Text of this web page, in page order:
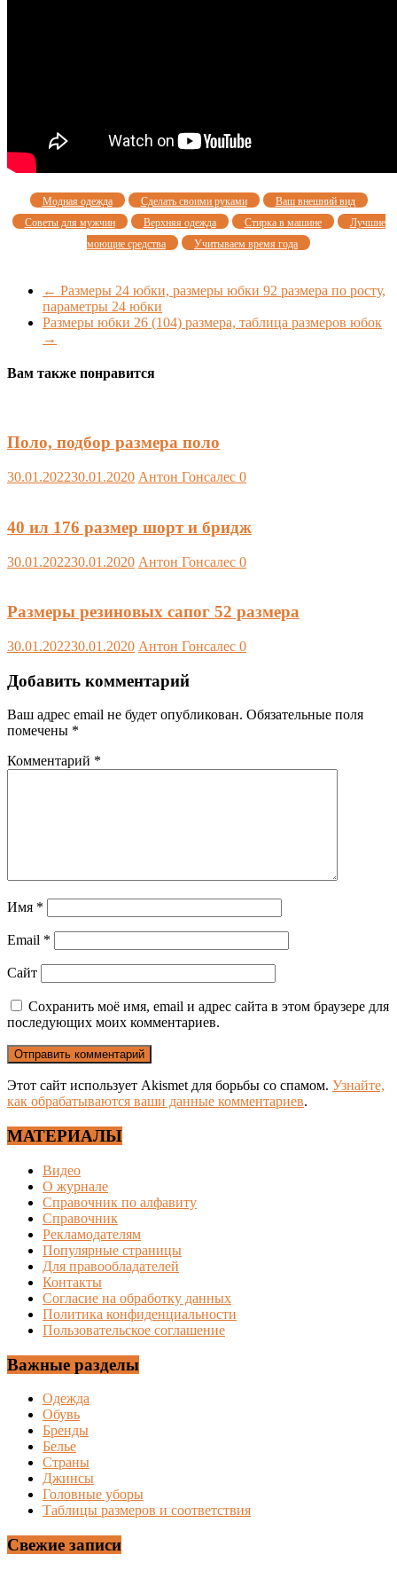
Модная одежда Сделать своими руками
Ваш внешний вид
Советы для мужчин
Верхняя одежда Стирка в машине
Лучшие
моющие средства
Учитываем время года
← Размеры 24 юбки, размеры юбки 92 размера по росту,
параметры 24 юбки
Размеры юбки 26 (104) размера, таблица размеров юбок
→
Вам также понравится
Поло, подбор размера поло
30.01.202230.01.2020 Антон Гонсалес 0
40 ил 176 размер шорт и бридж
30.01.202230.01.2020 Антон Гонсалес 0
Размеры резиновых сапог 52 размера
30.01.202230.01.2020 Антон Гонсалес 0
Добавить комментарий
Ваш адрес email не будет опубликован. Обязательные поля
помечены *
Комментарий *
Имя *
Email *
Сайт
Сохранить моё имя, email и адрес сайта в этом браузере для
последующих моих комментариев.
Этот сайт использует Akismet для борьбы со спамом. Узнайте,
как обрабатываются ваши данные комментариев.
МАТЕРИАЛЫ
Видео
О журнале
Справочник по алфавиту
Справочник
Рекламодателям
Популярные страницы
Для правообладателей
Контакты
Согласие на обработку данных
Политика конфиденциальности
Пользовательское соглашение
Важные разделы
Одежда
Обувь
Бренды
Белье
Страны
Джинсы
Головные уборы
Таблицы размеров и соответствия
Свежие записи